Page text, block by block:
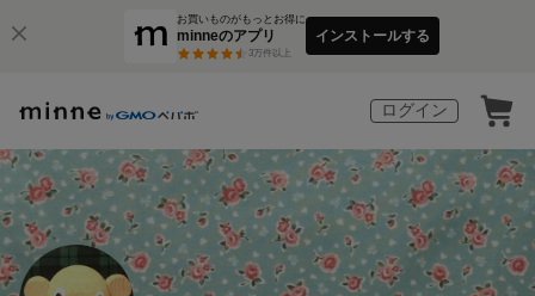
お買いものがもっとお得に
minneのアプリ
3万件以上
インストールする
ログイン